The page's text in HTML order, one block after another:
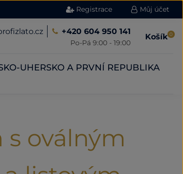
Registrace Můj účet
+420 604 950 141
Po-Pá 9:00 - 19:00
Košík 0
UHERSKO A PRVNÍ REPUBLIKA
s oválným